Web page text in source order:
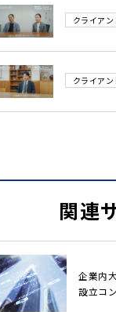
クライア
クライア
関連
企業内
設立コ